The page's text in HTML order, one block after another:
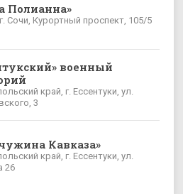
Полианна»
Сочи, Курортный проспект, 105/5
военный
край, г. Ессентуки, ул.
3
Кавказа»
край, г. Ессентуки, ул.
26